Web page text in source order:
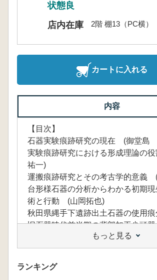
状態良
店内在庫
2階 棚13（PC横）
カートに入れる
内容
【目次】
石器実験痕跡研究の現在 (御堂島
実験痕跡研究における形成理論の
祐一)
運搬痕跡研究とその考古学的意
台形様石器の分析からわかる初期
術と行動 (山岡拓也)
秋田県縄手下遺跡出土石器の使用
旧石器時代前半期の背部加工尖頭
器の機能― (佐野勝宏)
峠下型1類・美利河型細石刃核を伴
使用痕分析―LGM細石刃石器群の石
事例― (岩瀬 彬)
もっと見る
ランキング